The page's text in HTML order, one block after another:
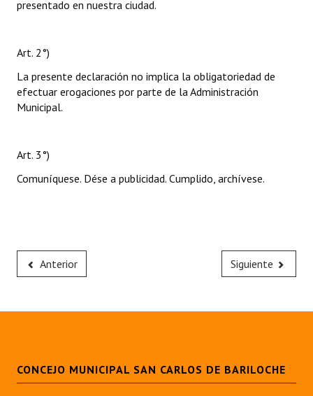
presentado en nuestra ciudad.
Art. 2°)
La presente declaración no implica la obligatoriedad de
efectuar erogaciones por parte de la Administración
Municipal.
Art. 3°)
Comuníquese. Dése a publicidad. Cumplido, archívese.
Anterior Siguiente
CONCEJO MUNICIPAL SAN CARLOS DE BARILOCHE